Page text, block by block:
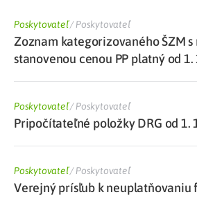
Poskytovateľ/Poskytovateľ
Zoznam kategorizovaného ŠZM
stanovenou cenou PP platný od 1.
Poskytovateľ/Poskytovateľ
Pripočítateľné položky DRG od 1.
Poskytovateľ/Poskytovateľ
Verejný prísľub k neuplatňovaniu